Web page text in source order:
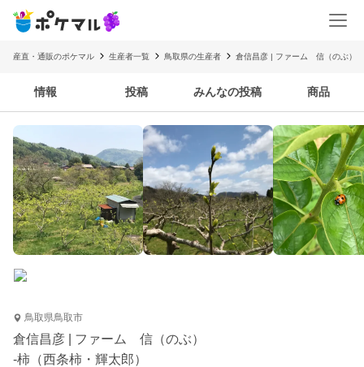
産直・通販のポケマル 生産者一覧 鳥取県の生産者 倉信昌彦 | ファーム 信（のぶ）
情報 投稿 みんなの投稿 商品
鳥取県鳥取市
倉信昌彦 | ファーム 信（のぶ）
-柿（西条柿・輝太郎）